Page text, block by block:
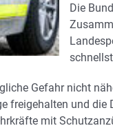
Die
Gefahr nicht
freigehalten und
mit